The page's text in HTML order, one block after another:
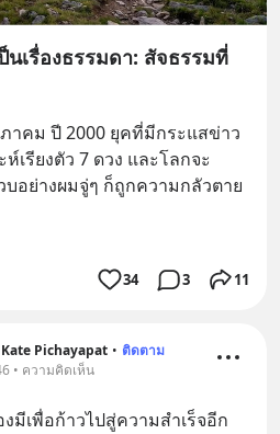
นเรื่องธรรมดา: สัจธรรมที่
าคม ปี 2000 ยุคที่มีกระแสข่าว
เรียงตัว 7 ดวง และโลกจะ
บอย่างผมจู่ๆ ก็ถูกความกลัวตาย
34 3 11
Kate Pichayapat • ติดตาม
• ความคิดเห็น
งมีเพื่อก้าวไปสู่ความสำเร็จอีก